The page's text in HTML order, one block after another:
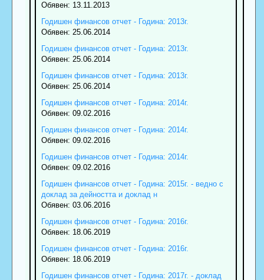
Обявен: 13.11.2013
Годишен финансов отчет - Година: 2013г.
Обявен: 25.06.2014
Годишен финансов отчет - Година: 2013г.
Обявен: 25.06.2014
Годишен финансов отчет - Година: 2013г.
Обявен: 25.06.2014
Годишен финансов отчет - Година: 2014г.
Обявен: 09.02.2016
Годишен финансов отчет - Година: 2014г.
Обявен: 09.02.2016
Годишен финансов отчет - Година: 2014г.
Обявен: 09.02.2016
Годишен финансов отчет - Година: 2015г. - ведно с
доклад за дейността и доклад н
Обявен: 03.06.2016
Годишен финансов отчет - Година: 2016г.
Обявен: 18.06.2019
Годишен финансов отчет - Година: 2016г.
Обявен: 18.06.2019
Годишен финансов отчет - Година: 2017г. - доклад